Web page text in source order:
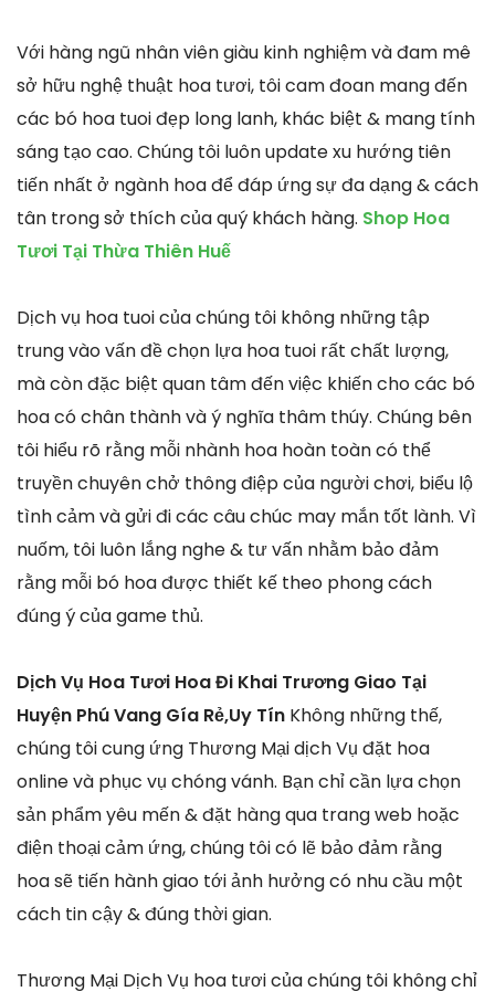
Với hàng ngũ nhân viên giàu kinh nghiệm và đam mê
sở hữu nghệ thuật hoa tươi, tôi cam đoan mang đến
các bó hoa tuoi đẹp long lanh, khác biệt & mang tính
sáng tạo cao. Chúng tôi luôn update xu hướng tiên
tiến nhất ở ngành hoa để đáp ứng sự đa dạng & cách
tân trong sở thích của quý khách hàng. Shop Hoa
Tươi Tại Thừa Thiên Huế
Dịch vụ hoa tuoi của chúng tôi không những tập
trung vào vấn đề chọn lựa hoa tuoi rất chất lượng,
mà còn đặc biệt quan tâm đến việc khiến cho các bó
hoa có chân thành và ý nghĩa thâm thúy. Chúng bên
tôi hiểu rõ rằng mỗi nhành hoa hoàn toàn có thể
truyền chuyên chở thông điệp của người chơi, biểu lộ
tình cảm và gửi đi các câu chúc may mắn tốt lành. Vì
nuốm, tôi luôn lắng nghe & tư vấn nhằm bảo đảm
rằng mỗi bó hoa được thiết kế theo phong cách
đúng ý của game thủ.
Dịch Vụ Hoa Tươi Hoa Đi Khai Trương Giao Tại
Huyện Phú Vang Gía Rẻ,Uy Tín Không những thế,
chúng tôi cung ứng Thương Mại dịch Vụ đặt hoa
online và phục vụ chóng vánh. Bạn chỉ cần lựa chọn
sản phẩm yêu mến & đặt hàng qua trang web hoặc
điện thoại cảm ứng, chúng tôi có lẽ bảo đảm rằng
hoa sẽ tiến hành giao tới ảnh hưởng có nhu cầu một
cách tin cậy & đúng thời gian.
Thương Mại Dịch Vụ hoa tươi của chúng tôi không chỉ